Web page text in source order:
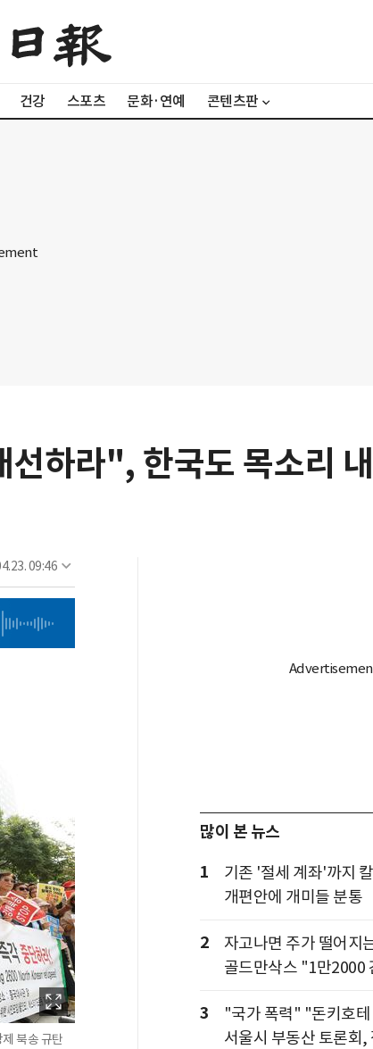
건강 스포츠 문화·연예 콘텐츠판
하라", 한국도 목소리
09:46
북송 규탄
많이 본 뉴스
1
기존 '절세 계좌'까지
개편안에 개미들 분통
2
자고나면 주가 떨어지
골드만삭스 "1만2000
3
"국가 폭력" "돈키호테
서울시 부동산 토론회,